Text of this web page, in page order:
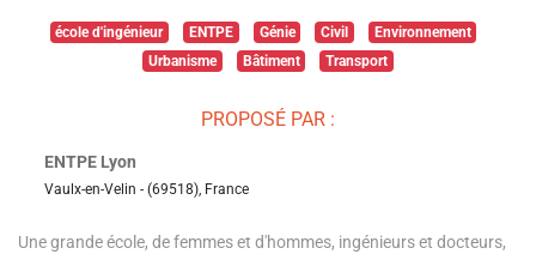
école d'ingénieur ENTPE Génie Civil
Environnement
Urbanisme
Bâtiment Transport
PROPOSÉ PAR :
ENTPE Lyon
Vaulx-en-Velin - (69518), France
Une grande école, de femmes et d'hommes, ingénieurs et docteurs,